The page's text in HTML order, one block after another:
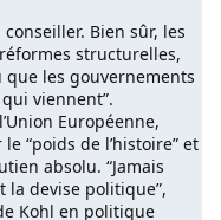
Bien sûr, les
structurelles,
les gouvernements
viennent”.
Européenne,
“poids de l’histoire” et
absolu. “Jamais
la devise politique”,
Kohl en politique